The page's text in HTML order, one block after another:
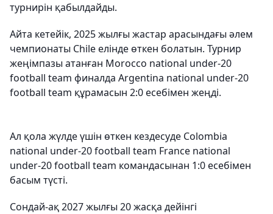
турнирін қабылдайды.
Айта кетейік, 2025 жылғы жастар арасындағы әлем
чемпионаты Chile елінде өткен болатын. Турнир
жеңімпазы атанған Morocco national under-20
football team финалда Argentina national under-20
football team құрамасын 2:0 есебімен жеңді.
Ал қола жүлде үшін өткен кездесуде Colombia
national under-20 football team France national
under-20 football team командасынан 1:0 есебімен
басым түсті.
Сондай-ақ 2027 жылғы 20 жасқа дейінгі